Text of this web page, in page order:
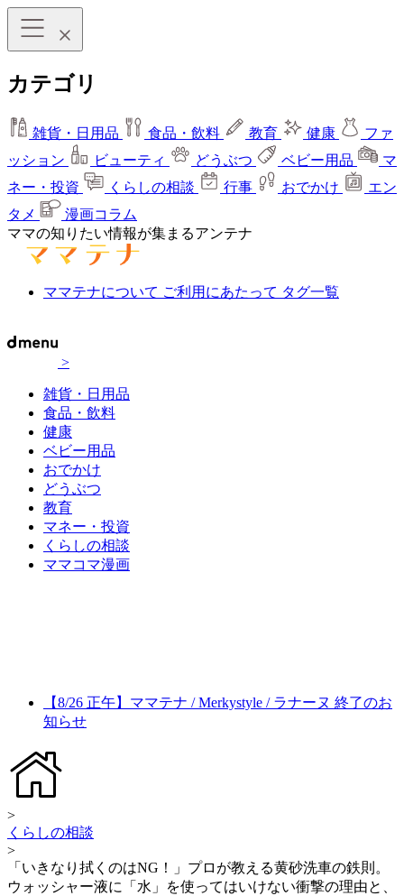
カテゴリ
雑貨・日用品 食品・飲料 教育 健康
ファ
ッション
ビューティ どうぶつ ベビー用品
マ
ネー・投資
くらしの相談 行事 おでかけ
エン
タメ
漫画コラム
ママの知りたい情報が集まるアンテナ
ママテナについて ご利用にあたって タグ一覧
>
雑貨・日用品
食品・飲料
健康
ベビー用品
おでかけ
どうぶつ
教育
マネー・投資
くらしの相談
ママコマ漫画
【8/26 正午】ママテナ / Merkystyle / ラナーヌ 終了のお
知らせ
>
くらしの相談
>
「いきなり拭くのはNG！」プロが教える黄砂洗車の鉄則。
ウォッシャー液に「水」を使ってはいけない衝撃の理由と、